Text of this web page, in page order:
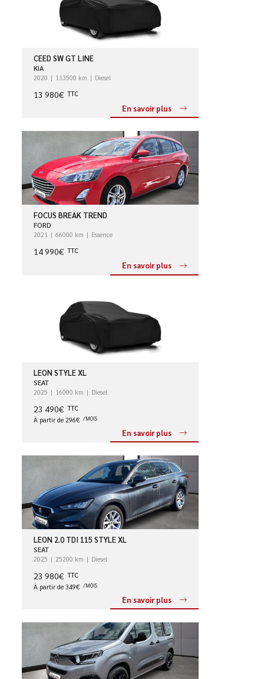
CEED SW GT LINE
KIA
2020 113500 km Diesel
13 980€ TTC
En savoir plus
FOCUS BREAK TREND
FORD
2021 66000 km Essence
14 990€ TTC
En savoir plus
LEON STYLE XL
SEAT
2025 16000 km Diesel
23 490€ TTC
À partir de 296€ /MOIS
En savoir plus
LEON 2.0 TDI 115 STYLE XL
SEAT
2025 25200 km Diesel
23 980€ TTC
À partir de 349€ /MOIS
En savoir plus